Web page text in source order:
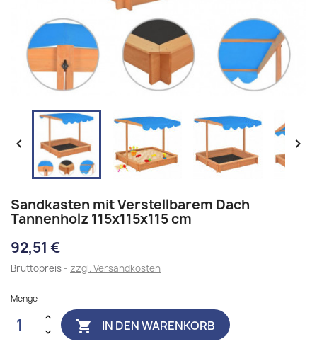
 
Sandkasten mit Verstellbarem Dach
Tannenholz 115x115x115 cm
92,51 €
Bruttopreis zzgl. Versandkosten
Menge
 IN DEN WARENKORB